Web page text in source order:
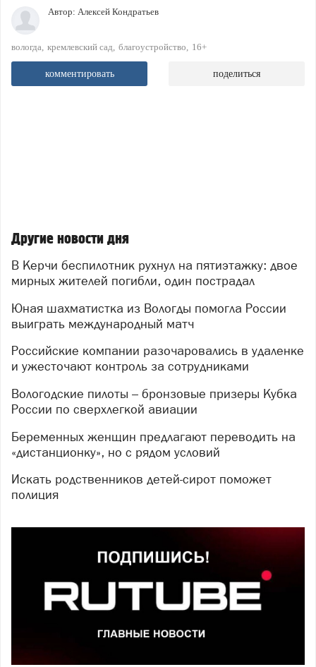
Автор: Алексей Кондратьев
вологда кремлевский сад благоустройство 16+
комментировать поделиться
Другие новости дня
В Керчи беспилотник рухнул на пятиэтажку: двое
мирных жителей погибли, один пострадал
Юная шахматистка из Вологды помогла России
выиграть международный матч
Российские компании разочаровались в удаленке
и ужесточают контроль за сотрудниками
Вологодские пилоты – бронзовые призеры Кубка
России по сверхлегкой авиации
Беременных женщин предлагают переводить на
«дистанционку», но с рядом условий
Искать родственников детей-сирот поможет
полиция